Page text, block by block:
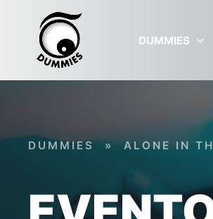
Skip to main content
DUMMIES
DUMMIES » ALONE IN